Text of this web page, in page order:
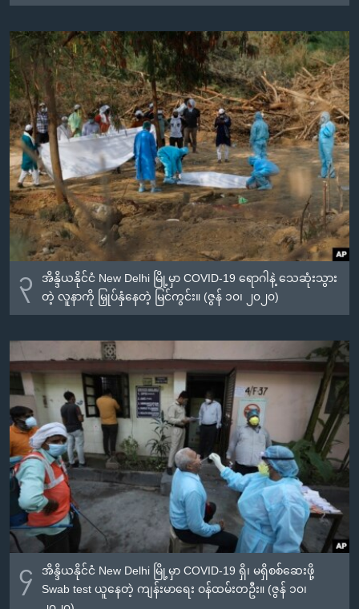
၃
အိန္ဒိယနိုင်ငံ New Delhi မြို့မှာ COVID-19 ရောဂါနဲ့ သေဆုံးသွား
တဲ့ လူနာကို မြှုပ်နှံနေတဲ့ မြင်ကွင်း။ (ဇွန် ၁၀၊ ၂၀၂၀)
၄
အိန္ဒိယနိုင်ငံ New Delhi မြို့မှာ COVID-19 ရှိ၊ မရှိစစ်ဆေးဖို့
Swab test ယူနေတဲ့ ကျန်းမာရေး ဝန်ထမ်းတဦး။ (ဇွန် ၁၀၊